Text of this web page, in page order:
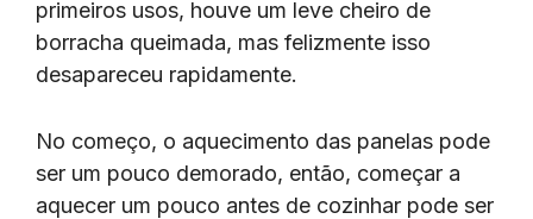
primeiros usos, houve um leve cheiro de
borracha queimada, mas felizmente isso
desapareceu rapidamente.
No começo, o aquecimento das panelas pode
ser um pouco demorado, então, começar a
aquecer um pouco antes de cozinhar pode ser